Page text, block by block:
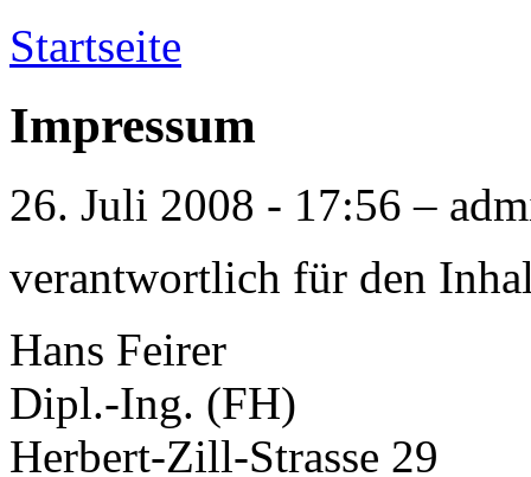
Startseite
Impressum
26. Juli 2008 - 17:56 –
verantwortlich für den
Hans Feirer
Dipl.-Ing. (FH)
Herbert-Zill-Strasse 29